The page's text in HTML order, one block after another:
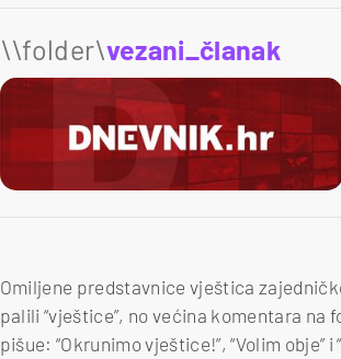
\\folder\vezani_članak
Omiljene predstavnice vještica
palili “vještice”, no većina komentara
pišue: “Okrunimo vještice!”, “Volim obje” i